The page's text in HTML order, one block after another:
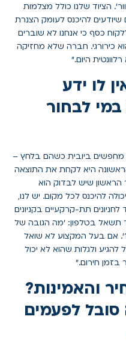
עיוור'. הציוד שלנו כולל מצלמות
שיודעים להיכנס לעומק הצנרת
כסף כי אנחנו לא שוברים
כירורגי. חברה שלא מחזיקה
היום."
לו ידע
לבחור
ביובית כשהם בלחץ –
היא לקחת את התוצאה
שיש לבדוק הוא
להיכנס לכל מקום. יש לנו,
תת-קרקעיים בקניונים
תשאל בטלפון: 'מה הגובה של
אם בעל המקצוע לא שואל
ולגלות שהוא לא יכול
בזמן חירום."
והאמינות?
לפעמים